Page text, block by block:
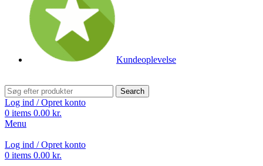
Kundeoplevelse
Search
Log ind / Opret konto
0 items 0.00 kr.
Menu
Log ind / Opret konto
0 items 0.00 kr.